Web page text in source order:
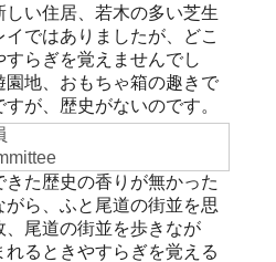
い住居、若木の多い芝生
ではありましたが、どこ
らぎを覚えませんでし
園地、おもちゃ箱の趣きで
が、歴史がないのです。
きた歴史の香りが無かった
ら、ふと尾道の街並を思
、尾道の街並を歩きなが
るときやすらぎを覚える